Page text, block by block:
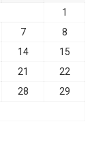
1
7
8
14
15
21
22
28
29